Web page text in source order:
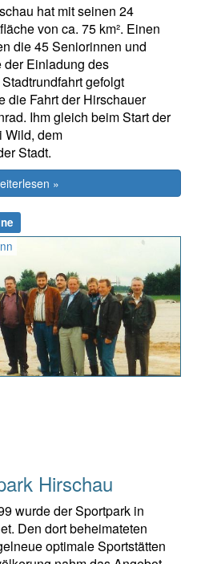
hat mit seinen 24
von ca. 75 km². Einen
die 45 Seniorinnen und
Einladung des
gefolgt
die Fahrt der Hirschauer
Ihm gleich beim Start der
Wild, dem
Stadt.
»
Hirschau
wurde der Sportpark in
Den dort beheimateten
optimale Sportstätten